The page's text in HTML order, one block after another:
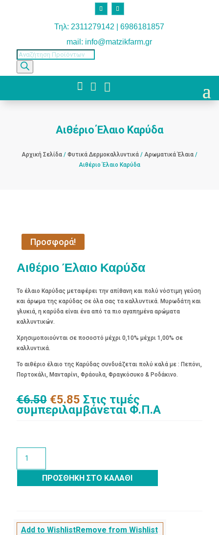
Τηλ: 2311279142 | 6986181857
mail: info@matzikfarm.gr
Products
search
  
Αιθέριο Έλαιο Καρύδα
Αρχική Σελίδα/ Φυτικά Δερμοκαλλυντικά/ Αρωματικά Έλαια/
Αιθέριο Έλαιο Καρύδα
Προσφορά!
Αιθέριο Έλαιο Καρύδα
Το έλαιο Καρύδας μεταφέρει την απίθανη και πολύ νόστιμη γεύση
και άρωμα της καρύδας σε όλα σας τα καλλυντικά. Μυρωδάτη και
γλυκιά, η καρύδα είναι ένα από τα πιο αγαπημένα αρώματα
καλλυντικών.
Χρησιμοποιούνται σε ποσοστό μέχρι 0,10% μέχρι 1,00% σε
καλλυντικά.
Το αιθέριο έλαιο της Καρύδας συνδυάζεται πολύ καλά με : Πεπόνι,
Πορτοκάλι, Μανταρίνι, Φράουλα, Φραγκόσυκο & Ροδάκινο.
€6.50 Original
price
was:
€5.85Η
τρέχουσα
τιμή
Στις τιμές
συμπεριλαμβάνεται Φ.Π.Α
Έλαιο
Καρύδα
ποσότηταΠΡΟΣΘΉΚΗ ΣΤΟ ΚΑΛΆΘΙ
Add to WishlistRemove from Wishlist